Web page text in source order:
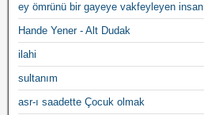
ey ömrünü bir gayeye vakfeyleyen insan
Hande Yener - Alt Dudak
ilahi
sultanım
asr-ı saadette Çocuk olmak